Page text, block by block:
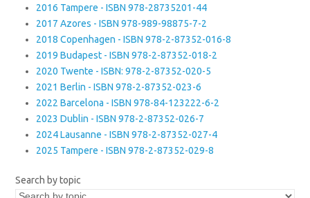
2016 Tampere - ISBN 978-28735201-44
2017 Azores - ISBN 978-989-98875-7-2
2018 Copenhagen - ISBN 978-2-87352-016-8
2019 Budapest - ISBN 978-2-87352-018-2
2020 Twente - ISBN: 978-2-87352-020-5
2021 Berlin - ISBN 978-2-87352-023-6
2022 Barcelona - ISBN 978-84-123222-6-2
2023 Dublin - ISBN 978-2-87352-026-7
2024 Lausanne - ISBN 978-2-87352-027-4
2025 Tampere - ISBN 978-2-87352-029-8
Search by topic